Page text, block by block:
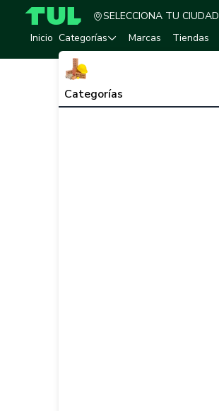
TUL - Tu Marketplace de Construcción
SELECCIONA TU CIUDAD
Inicio Categorías
Categorías
Marcas Tiendas